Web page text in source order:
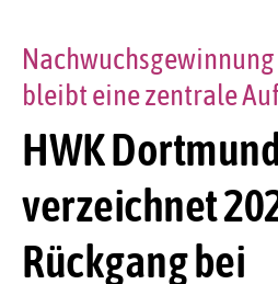
HWK
verzeichnet
Rückgang bei
bleibt eine zentrale